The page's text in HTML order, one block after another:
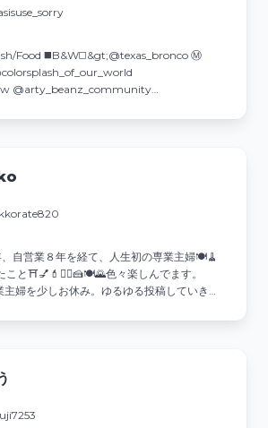
Food ◼️B&W◻️&gt;@texas_bronco Ⓜ
@arty_beanz_community
自営業８年を経て、人生初の専業主婦🍽🧹
こと⛩💅💄💇‍♀️🍰🍽🌄色々楽しんでます。
婦を少しお休み。ゆるゆる投稿していきま